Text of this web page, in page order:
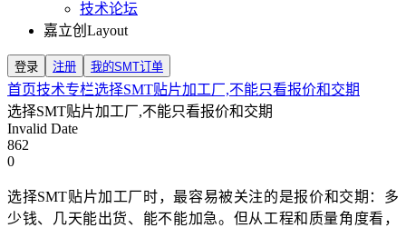
技术论坛
嘉立创Layout
登录 注册 我的SMT订单
首页技术专栏选择SMT贴片加工厂,不能只看报价和交期
选择SMT贴片加工厂,不能只看报价和交期
Invalid Date
862
0
选择SMT贴片加工厂时，最容易被关注的是报价和交期：多
少钱、几天能出货、能不能加急。但从工程和质量角度看，